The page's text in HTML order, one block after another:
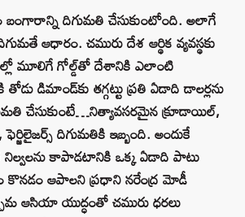
దిగుమతి చేసుకుంటోంది. అలాగే
ఆధారం. చమురు దేశ ఆర్థిక వ్యవస్థకు
మూలిగే గోల్డ్‌తో దేశానికి ఎలాంటి
డిమాండ్‌కు తగ్గట్టు ప్రతి ఏడాది డాలర్లను
చేసుకుంటే…నిత్యావసరమైన క్రూడాయిల్,
దిగుమతికి ఇబ్బంది. అందుకే
కాపాడటానికి ఒక్క ఏడాది పాటు
కొనడం ఆపాలని ప్రధాని నరేంద్ర మోడీ
ఆసియా యుద్ధంతో చమురు ధరలు